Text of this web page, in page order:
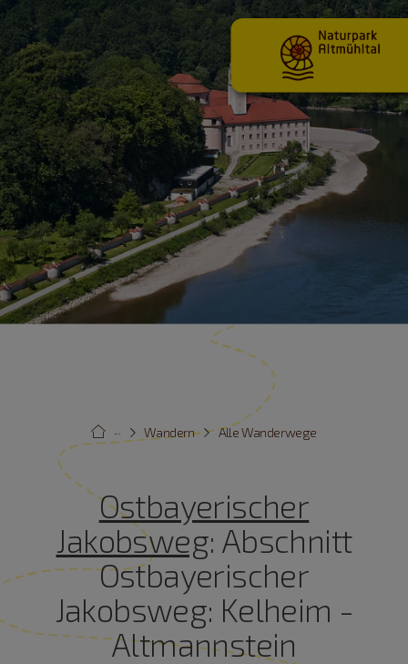
Alle Wanderwege
Wandern
···
Ostbayerischer
Jakobsweg: Abschnitt
Ostbayerischer
Jakobsweg: Kelheim -
Altmannstein